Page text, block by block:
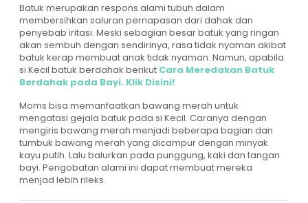
Batuk merupakan respons alami tubuh dalam
membersihkan saluran pernapasan dari dahak dan
penyebab iritasi. Meski sebagian besar batuk yang ringan
akan sembuh dengan sendirinya, rasa tidak nyaman akibat
batuk kerap membuat anak tidak nyaman. Namun, apabila
si Kecil batuk berdahak berikut Cara Meredakan Batuk
Berdahak pada Bayi. Klik Disini!
Moms bisa memanfaatkan bawang merah untuk
mengatasi gejala batuk pada si Kecil. Caranya dengan
mengiris bawang merah menjadi beberapa bagian dan
tumbuk bawang merah yang dicampur dengan minyak
kayu putih. Lalu balurkan pada punggung, kaki dan tangan
bayi. Pengobatan alami ini dapat membuat mereka
menjad lebih rileks.